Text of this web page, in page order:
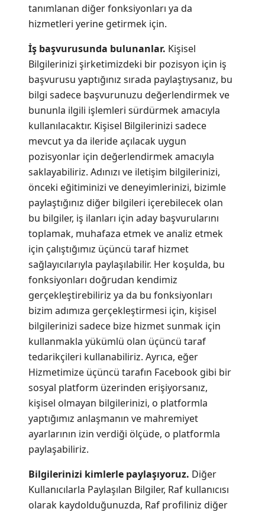
tanımlanan diğer fonksiyonları ya da
hizmetleri yerine getirmek için.
İş başvurusunda bulunanlar. Kişisel
Bilgilerinizi şirketimizdeki bir pozisyon için iş
başvurusu yaptığınız sırada paylaştıysanız, bu
bilgi sadece başvurunuzu değerlendirmek ve
bununla ilgili işlemleri sürdürmek amacıyla
kullanılacaktır. Kişisel Bilgilerinizi sadece
mevcut ya da ileride açılacak uygun
pozisyonlar için değerlendirmek amacıyla
saklayabiliriz. Adınızı ve iletişim bilgilerinizi,
önceki eğitiminizi ve deneyimlerinizi, bizimle
paylaştığınız diğer bilgileri içerebilecek olan
bu bilgiler, iş ilanları için aday başvurularını
toplamak, muhafaza etmek ve analiz etmek
için çalıştığımız üçüncü taraf hizmet
sağlayıcılarıyla paylaşılabilir. Her koşulda, bu
fonksiyonları doğrudan kendimiz
gerçekleştirebiliriz ya da bu fonksiyonları
bizim adımıza gerçekleştirmesi için, kişisel
bilgilerinizi sadece bize hizmet sunmak için
kullanmakla yükümlü olan üçüncü taraf
tedarikçileri kullanabiliriz. Ayrıca, eğer
Hizmetimize üçüncü tarafın Facebook gibi bir
sosyal platform üzerinden erişiyorsanız,
kişisel olmayan bilgilerinizi, o platformla
yaptığımız anlaşmanın ve mahremiyet
ayarlarının izin verdiği ölçüde, o platformla
paylaşabiliriz.
Bilgilerinizi kimlerle paylaşıyoruz. Diğer
Kullanıcılarla Paylaşılan Bilgiler, Raf kullanıcısı
olarak kaydolduğunuzda, Raf profiliniz diğer